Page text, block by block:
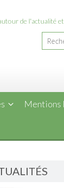
de l'actualité
Mentions